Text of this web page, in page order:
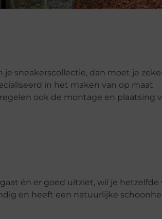
sneakerscollectie, dan moet je
in het maken van op maat
ook de montage en plaatsing
én er goed uitziet, wil je hetzelfde
en heeft een natuurlijke